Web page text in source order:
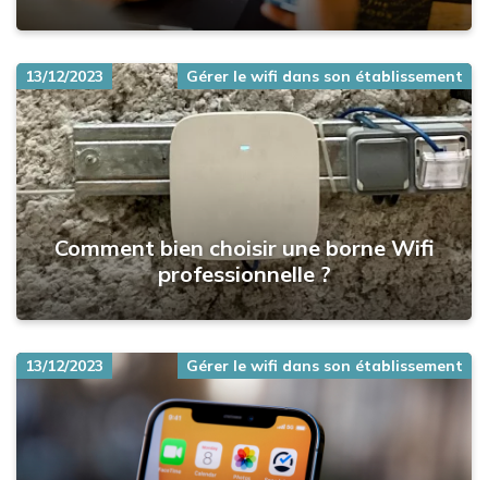
Comment bien choisir une borne Wifi
professionnelle ?
13/12/2023 Gérer le wifi dans son établissement
13/12/2023 Gérer le wifi dans son établissement